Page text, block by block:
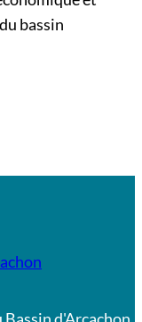
bassin
d'Arcachon